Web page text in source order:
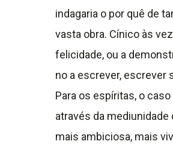
indagaria o por quê de
vasta obra. Cínico às
felicidade, ou a
no a escrever, escrever
Para os espíritas, o
através da mediunidade
mais ambiciosa, mais